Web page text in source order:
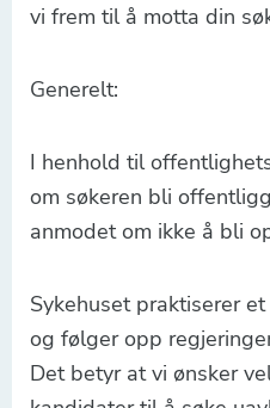
vi frem til å motta din
Generelt:
I henhold til
om søkeren bli
anmodet om ikke å bli
Sykehuset praktiserer
og følger opp
Det betyr at vi ønsker